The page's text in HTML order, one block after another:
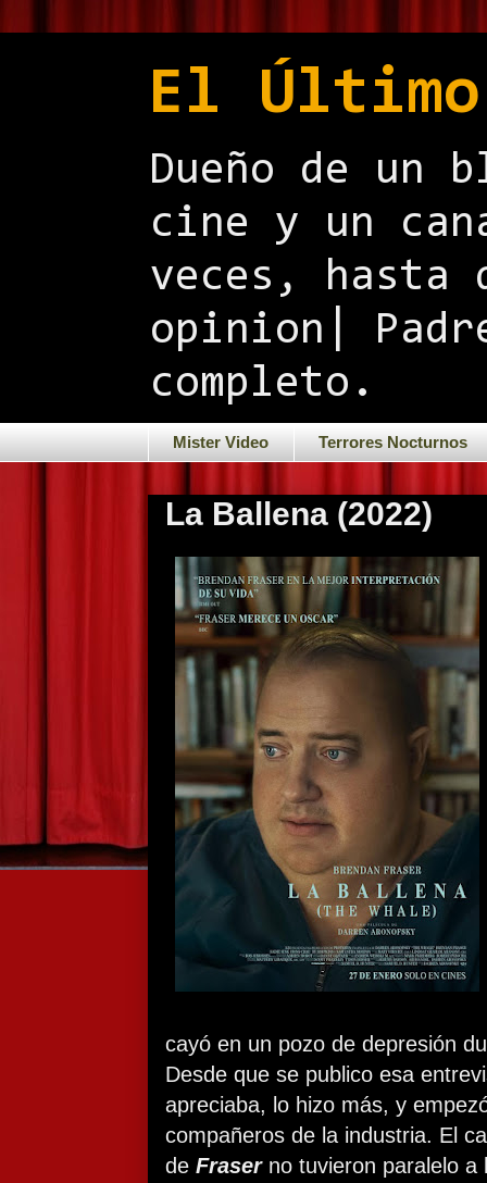
El
Dueño de un
cine y un
veces, hasta
opinion|
completo.
Mister Video Terrores Nocturnos
La Ballena (2022)
cayó en un pozo de depresión
Desde que se publico esa
apreciaba, lo hizo más, y
compañeros de la industria. El
de Fraser no tuvieron paralelo